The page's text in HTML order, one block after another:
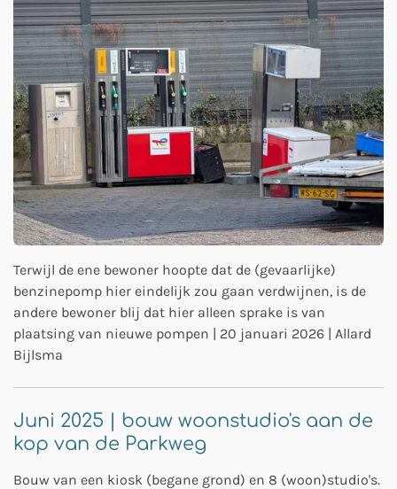
Terwijl de ene bewoner hoopte dat de (gevaarlijke)
benzinepomp hier eindelijk zou gaan verdwijnen, is de
andere bewoner blij dat hier alleen sprake is van
plaatsing van nieuwe pompen | 20 januari 2026 | Allard
Bijlsma
Juni 2025 | bouw woonstudio's aan de
kop van de Parkweg
Bouw van een kiosk (begane grond) en 8 (woon)studio's.